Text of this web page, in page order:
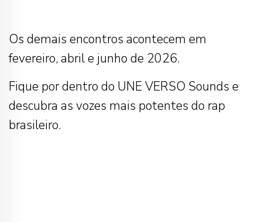
Os demais encontros acontecem em
fevereiro, abril e junho de 2026.
Fique por dentro do UNE VERSO Sounds e
descubra as vozes mais potentes do rap
brasileiro.